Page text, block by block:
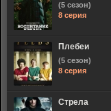
(5 сезон)
8 серия
Плебеи
(5 сезон)
8 серия
Стрела